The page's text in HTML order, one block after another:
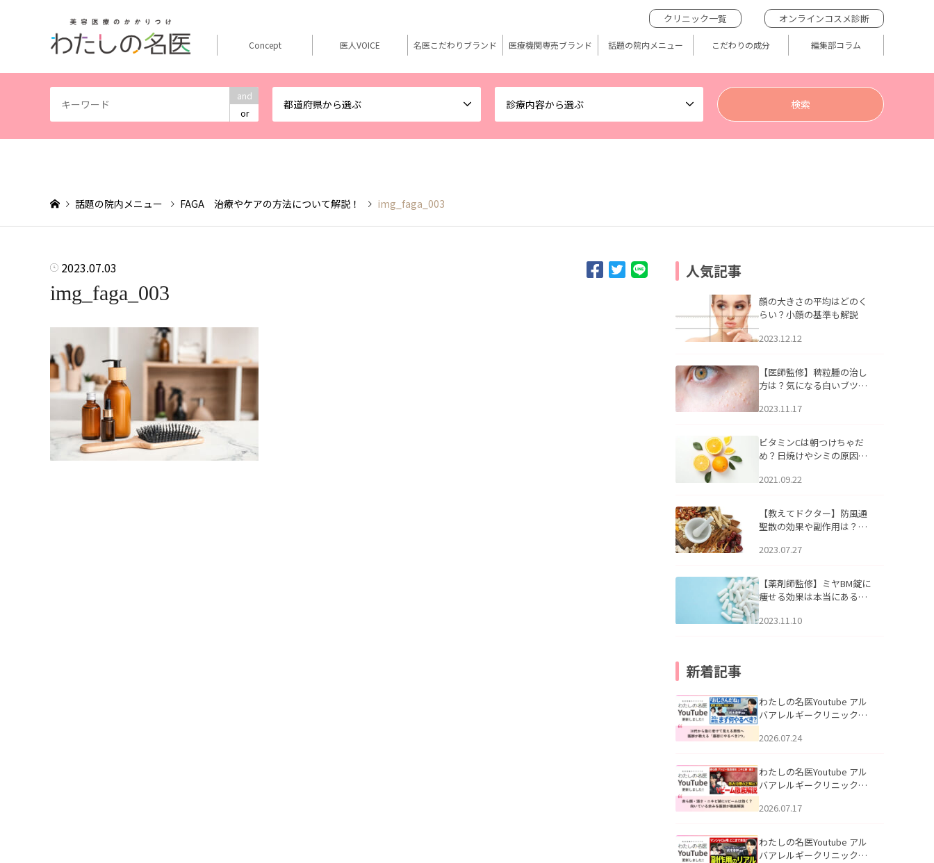
and
or
都道府県から選ぶ 診療内容から選ぶ
クリニック一覧 オンラインコスメ診断
Concept 医人VOICE 名医こだわりブランド 医療機関専売ブランド 話題の院内メニュー こだわりの成分 編集部コラム
話題の院内メニュー FAGA 治療やケアの方法について解説！ img_faga_003
2023.07.03
img_faga_003
人気記事
顔の大きさの平均はどのく
らい？小顔の基準も解説
2023.12.12
【医師監修】稗粒腫の治し
方は？気になる白いブツブ
アについて
2023.11.17
ビタミンCは朝つけちゃだ
め？日焼けやシミの原因に
2021.09.22
【教えてドクター】防風通
聖散の効果や副作用は？長
2023.07.27
【薬剤師監修】ミヤBM錠に
痩せる効果は本当にある
2023.11.10
新着記事
わたしの名医Youtube アル
バアレルギークリニック札
える男性へ｜医師が教える
公開いたしました。
2026.07.24
わたしの名医Youtube アル
バアレルギークリニック札
跡にVビームは効く？向いて
説」を公開いたしました。
2026.07.17
わたしの名医Youtube アル
バアレルギークリニック札